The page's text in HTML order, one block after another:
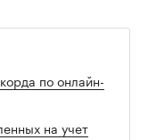
по онлайн-
на учет